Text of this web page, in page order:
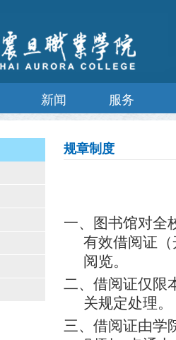
新闻 服务
规章制度
一、图书馆对全
有效借阅证
阅览。
二、借阅证仅限
关规定处理。
三、借阅证由学